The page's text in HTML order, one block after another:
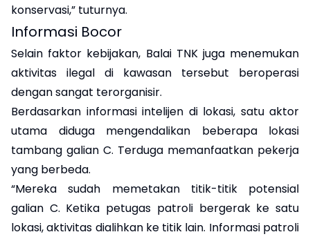
konservasi,” tuturnya.
Informasi Bocor
‎Selain faktor kebijakan, Balai TNK juga menemukan
aktivitas ilegal di kawasan tersebut beroperasi
dengan sangat terorganisir.
Berdasarkan informasi intelijen di lokasi, satu aktor
utama diduga mengendalikan beberapa lokasi
tambang galian C. Terduga memanfaatkan pekerja
yang berbeda.
‎“Mereka sudah memetakan titik-titik potensial
galian C. Ketika petugas patroli bergerak ke satu
lokasi, aktivitas dialihkan ke titik lain. Informasi patroli